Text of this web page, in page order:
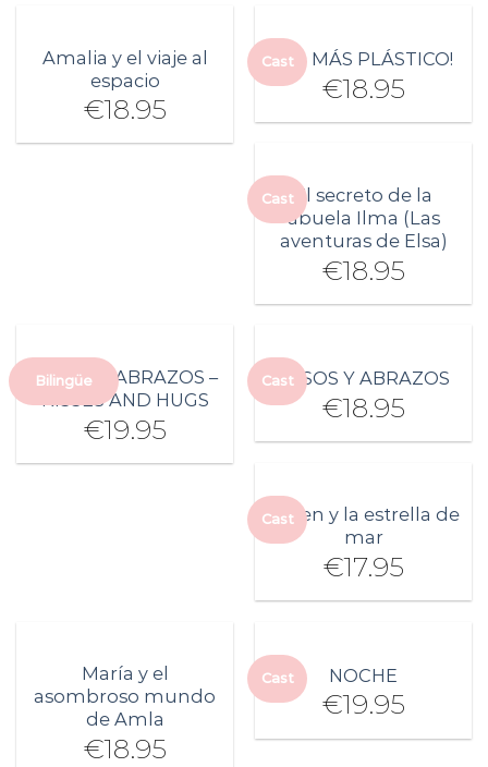
Amalia y el viaje al
espacio
€18.95
Cast
¡NO MÁS PLÁSTICO!
€18.95
Cast
El secreto de la
abuela Ilma (Las
aventuras de Elsa)
€18.95
Bilingüe
BESOS Y ABRAZOS –
KISSES AND HUGS
€19.95
CastBESOS Y ABRAZOS
€18.95
Cast
Malen y la estrella de
mar
€17.95
María y el
asombroso mundo
de Amla
€18.95
Cast NOCHE
€19.95